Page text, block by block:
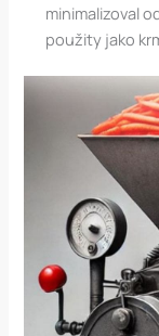
minimalizoval
použity jako